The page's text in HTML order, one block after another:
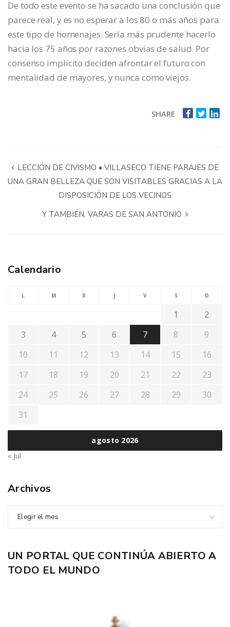
De todo este evento se ha sacado una conclusión que
parece real, y es no esperar a los 80 o más años para
este tipo de homenajes. Sería más prudente hacerlo
hacia los 75 años por razones obvias de salud. Por
consenso implícito deciden afrontar el futuro con
mentalidad de mayores, y nunca como viejos.
SHARE
LECCIÓN DE CIVISMO • VILLASECO TIENE PARAJES DE
UNA GRAN BELLEZA QUE SON VISITABLES GRACIAS A LA
DISPOSICIÓN DE LOS VECINOS
Y TAMBIÉN, VARAS DE SAN ANTONIO
Calendario
agosto 2026
L M X J V S D
1
2
3
4 5 6 7 8
9
10
11 12 13 14 15
16
17
18 19 20 21 22
23
24
25 26 27 28 29
30
31
« Jul
Archivos
Elegir el mes
UN PORTAL QUE CONTINÚA ABIERTO A
TODO EL MUNDO